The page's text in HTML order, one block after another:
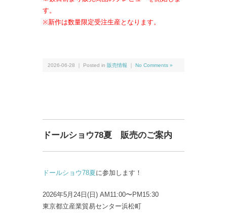
す。
※新作は数量限定受注生産となります。
2026-06-28 ｜ Posted in 販売情報 No Comments »
ドールショウ78夏 販売のご案内
ドールショウ78夏に参加します！
2026年5月24日(日) AM11:00〜PM15:30
東京都立産業貿易センター浜松町